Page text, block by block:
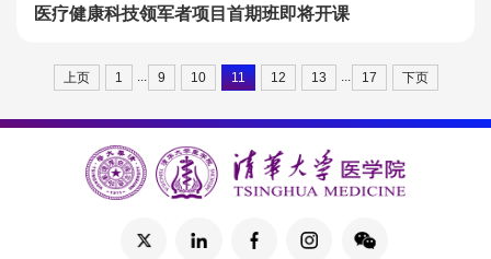
医疗健康科技领军者项目首期班即将开课
上页 1 ... 9 10 11 12 13 ... 17 下页